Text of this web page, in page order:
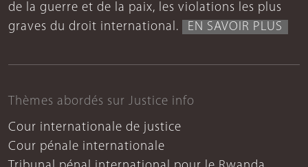
de la guerre et de la paix, les violations les plus
graves du droit international.
EN SAVOIR PLUS
Thèmes abordés sur Justice info
Cour internationale de justice
Cour pénale internationale